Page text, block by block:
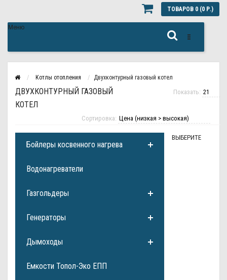
ТОВАРОВ 0 (0 Р.)
Меню
Котлы отопления Двухконтурный газовый котел
ДВУХКОНТУРНЫЙ ГАЗОВЫЙ
КОТЕЛ
Показать:
Сортировка:
Бойлеры косвенного нагрева
Водонагреватели
Газгольдеры
Генераторы
Дымоходы
Емкости Топол-Эко ЕПП
ВЫБЕРИТЕ